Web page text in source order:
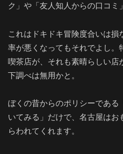
ク」や「友人知人からの口コミ
これはドキドキ冒険度合いは損
率が悪くなってもそれでよし。
喫茶店が、それも素晴らしい店
下調べは無用かと。
ぼくの昔からのポリシーである
いてみる」だけで、名古屋はお
らわれてくれます。